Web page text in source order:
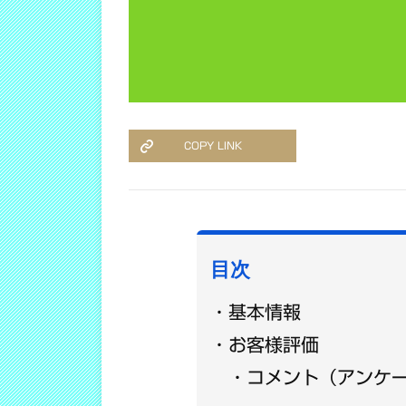
COPY LINK
目次
基本情報
お客様評価
コメント（アンケ